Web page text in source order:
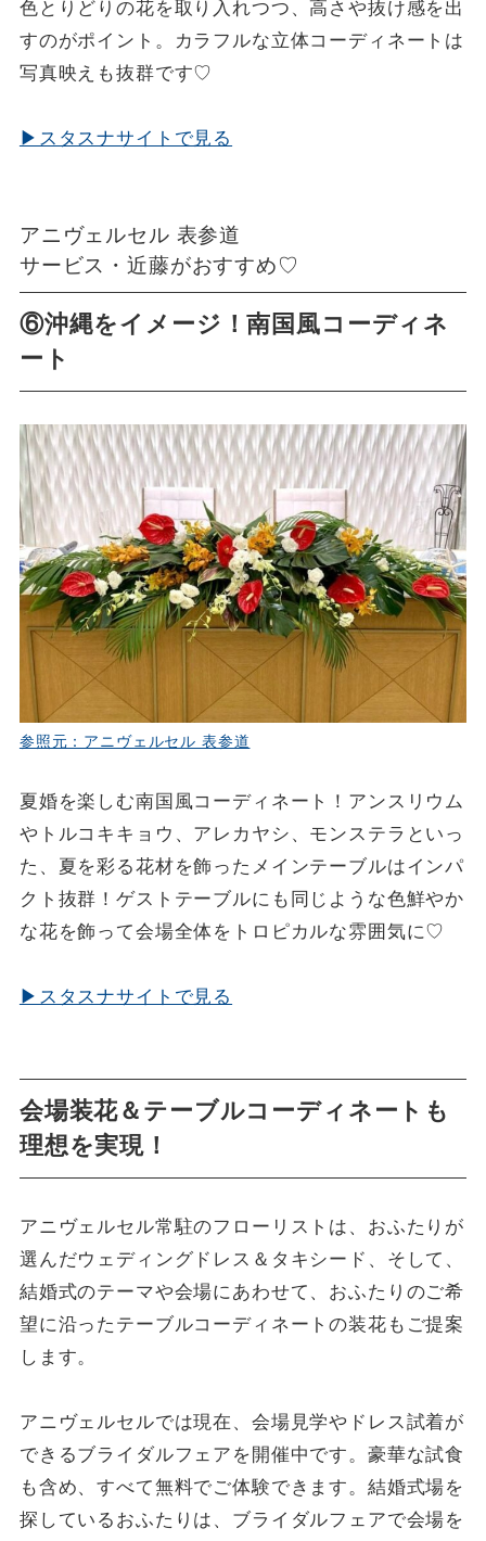
色とりどりの花を取り入れつつ、高さや抜け感を出
すのがポイント。カラフルな立体コーディネートは
写真映えも抜群です♡
▶スタスナサイトで見る
アニヴェルセル 表参道
サービス・近藤がおすすめ♡
⑥沖縄をイメージ！南国風コーディネ
ート
参照元：アニヴェルセル 表参道
夏婚を楽しむ南国風コーディネート！アンスリウム
やトルコキキョウ、アレカヤシ、モンステラといっ
た、夏を彩る花材を飾ったメインテーブルはインパ
クト抜群！ゲストテーブルにも同じような色鮮やか
な花を飾って会場全体をトロピカルな雰囲気に♡
▶スタスナサイトで見る
会場装花＆テーブルコーディネートも
理想を実現！
アニヴェルセル常駐のフローリストは、おふたりが
選んだウェディングドレス＆タキシード、そして、
結婚式のテーマや会場にあわせて、おふたりのご希
望に沿ったテーブルコーディネートの装花もご提案
します。
アニヴェルセルでは現在、会場見学やドレス試着が
できるブライダルフェアを開催中です。豪華な試食
も含め、すべて無料でご体験できます。結婚式場を
探しているおふたりは、ブライダルフェアで会場を